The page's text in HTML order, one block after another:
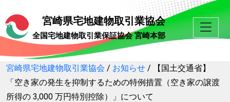
宮崎県宅地建物取引業協会
全国宅地建物取引業保証協会 宮崎本部
宮崎県宅地建物取引業協会 / お知らせ /
【国土交通省】
「空き家の発生を抑制するための特例措置（空き家の譲渡
所得の 3,000 万円特別控除）」について